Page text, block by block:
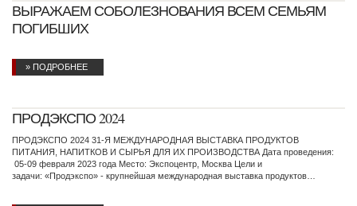
ВЫРАЖАЕМ СОБОЛЕЗНОВАНИЯ ВСЕМ СЕМЬЯМ
ПОГИБШИХ
» ПОДРОБНЕЕ
ПРОДЭКСПО 2024
ПРОДЭКСПО 2024 31-Я МЕЖДУНАРОДНАЯ ВЫСТАВКА ПРОДУКТОВ
ПИТАНИЯ, НАПИТКОВ И СЫРЬЯ ДЛЯ ИХ ПРОИЗВОДСТВА Дата проведения:
05-09 февраля 2023 года Место: Экспоцентр, Москва Цели и
задачи: «Продэкспо» - крупнейшая международная выставка продуктов…